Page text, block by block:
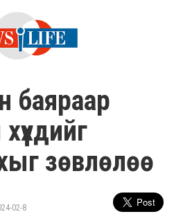
баяраар
зөвлөлөө
02-8